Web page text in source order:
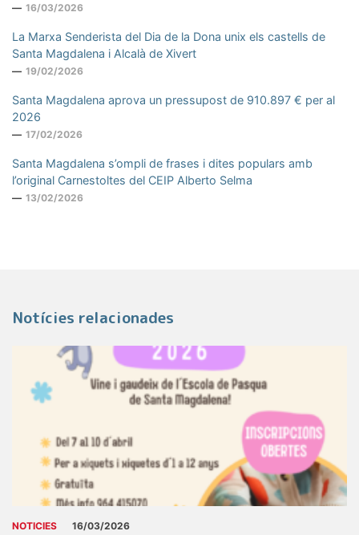
16/03/2026
La Marxa Senderista del Dia de la Dona unix els castells de
Santa Magdalena i Alcalà de Xivert
19/02/2026
Santa Magdalena aprova un pressupost de 910.897 € per al
2026
17/02/2026
Santa Magdalena s’ompli de frases i dites populars amb
l’original Carnestoltes del CEIP Alberto Selma
13/02/2026
Notícies relacionades
NOTICIES 16/03/2026